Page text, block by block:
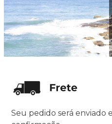
Seu pedido será enviado